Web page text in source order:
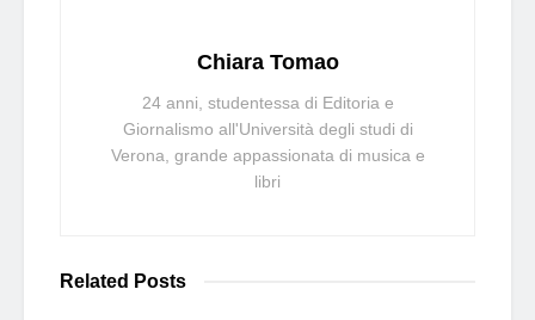
Chiara Tomao
24 anni, studentessa di Editoria e
Giornalismo all'Università degli studi di
Verona, grande appassionata di musica e
libri
Related Posts